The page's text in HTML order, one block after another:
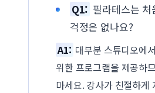
Q1: 필라테스는 처
걱정은 없나요?
A1: 대부분 스튜디오에
위한 프로그램을 제공하
마세요. 강사가 친절하게